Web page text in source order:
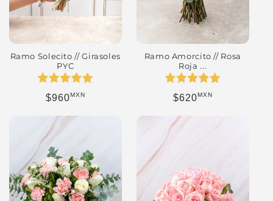
Ramo Solecito // Girasoles
PYC
Precio habitual
$960MXN
Ramo Amorcito // Rosa
Roja ...
Precio habitual
$620MXN